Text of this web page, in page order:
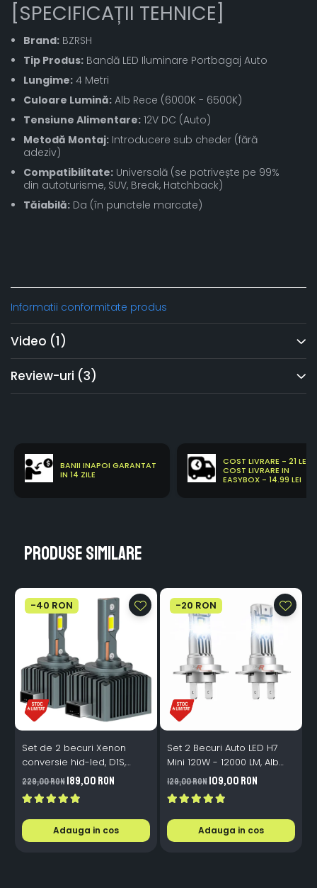
[SPECIFICAȚII TEHNICE]
Brand: BZRSH
Tip Produs: Bandă LED Iluminare Portbagaj Auto
Lungime: 4 Metri
Culoare Lumină: Alb Rece (6000K - 6500K)
Tensiune Alimentare: 12V DC (Auto)
Metodă Montaj: Introducere sub cheder (fără
adeziv)
Compatibilitate: Universală (se potrivește pe 99%
din autoturisme, SUV, Break, Hatchback)
Tăiabilă: Da (în punctele marcate)
Informatii conformitate produs
Video (1)
Review-uri (3)
BANII INAPOI GARANTAT
IN 14 ZILE
COST LIVRARE - 21 LEI
COST LIVRARE IN
EASYBOX - 14.99 LEI
Produse similare
-40 RON
Set de 2 becuri Xenon
conversie hid-led, D1S,
120W, 12.000lm, Canbus,
Miez Cupru, Radiator
Aluminiu, Premium, Alb
Rece
229,00 RON189,00 RON
Adauga in cos
-20 RON
Set 2 Becuri Auto LED H7
Mini 120W - 12000 LM, Alb
Rece 6500K, Canbus
Integrat + Ventilator Răcire,
Plug & Play, 12-18V
129,00 RON109,00 RON
Adauga in cos